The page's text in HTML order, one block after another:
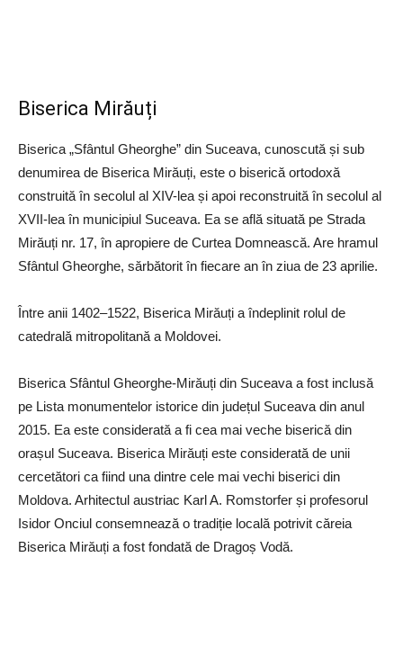
Biserica Mirăuți
Biserica „Sfântul Gheorghe” din Suceava, cunoscută și sub
denumirea de Biserica Mirăuți, este o biserică ortodoxă
construită în secolul al XIV-lea și apoi reconstruită în secolul al
XVII-lea în municipiul Suceava. Ea se află situată pe Strada
Mirăuți nr. 17, în apropiere de Curtea Domnească. Are hramul
Sfântul Gheorghe, sărbătorit în fiecare an în ziua de 23 aprilie.
Între anii 1402–1522, Biserica Mirăuți a îndeplinit rolul de
catedrală mitropolitană a Moldovei.
Biserica Sfântul Gheorghe-Mirăuți din Suceava a fost inclusă
pe Lista monumentelor istorice din județul Suceava din anul
2015. Ea este considerată a fi cea mai veche biserică din
orașul Suceava. Biserica Mirăuți este considerată de unii
cercetători ca fiind una dintre cele mai vechi biserici din
Moldova. Arhitectul austriac Karl A. Romstorfer și profesorul
Isidor Onciul consemnează o tradiție locală potrivit căreia
Biserica Mirăuți a fost fondată de Dragoș Vodă.